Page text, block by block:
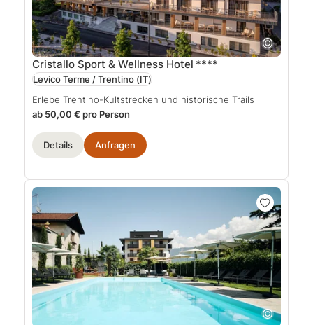
Cristallo Sport & Wellness Hotel ****
Levico Terme / Trentino (IT)
Erlebe Trentino-Kultstrecken und historische Trails
ab 50,00 € pro Person
Details Anfragen